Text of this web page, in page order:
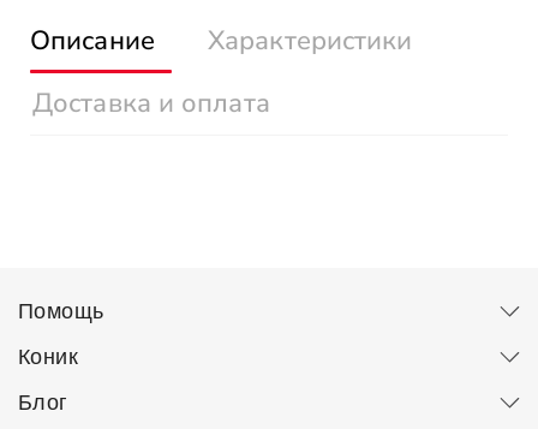
Описание
Характеристики
Доставка и оплата
Помощь
Коник
Блог